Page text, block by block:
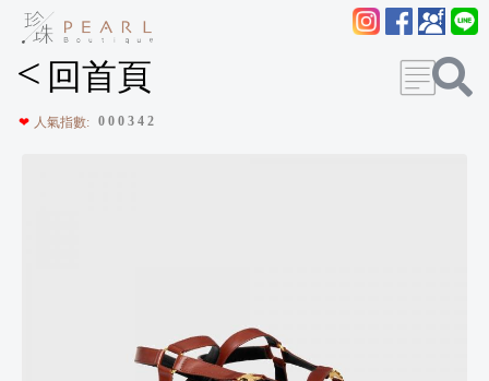
< 回首頁
❤ 人氣指數: 0 0 0 3 4 2